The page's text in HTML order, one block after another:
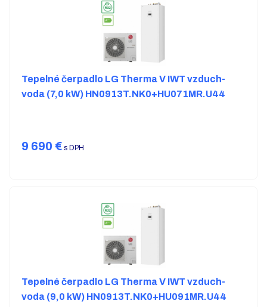
Tepelné čerpadlo LG Therma V IWT vzduch-
voda (7,0 kW) HN0913T.NK0+HU071MR.U44
9 690 € s DPH
Tepelné čerpadlo LG Therma V IWT vzduch-
voda (9,0 kW) HN0913T.NK0+HU091MR.U44